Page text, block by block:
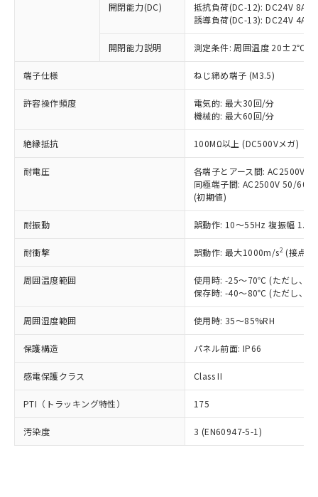
開閉能力(DC)
抵抗負荷(DC-12): DC24V 8A/
誘導負荷(DC-13): DC24V 4A/
開閉能力説明 測定条件: 周囲温度 20±2℃、
端子仕様 ねじ締め端子 (M3.5)
許容操作頻度
電気的: 最大30回/分
機械的: 最大60回/分
絶縁抵抗 100MΩ以上 (DC500Vメガ)
耐電圧
各端子とアース間: AC2500V
同極端子間: AC2500V 50/
(初期値)
耐振動 誤動作: 10～55Hz 複振幅
耐衝撃 誤動作: 最大1000m/s2 (接点
周囲温度範囲
使用時: -25～70℃ (ただし、氷
保存時: -40～80℃ (ただし、氷
周囲湿度範囲 使用時: 35～85%RH
保護構造 パネル前面: IP66
感電保護クラス Class II
PTI（トラッキング特性） 175
汚染度 3 (EN60947-5-1)
以下の条件をお読みいただき、同意のうえ
ご利用ください。
本サービスは、当社制御機器事業取扱
商品の当社在庫状況および標準価格
(税抜)を提供させていただくもので
当社制御機器事業取扱商品の中には、
本サービスの対象外となる商品もある
ことをご了承ください。
在庫状況および標準価格照会結果は、
記載している更新日時点での社内デー
タに基づき作成されるものであり、閲
覧された時点での実際の在庫および標
準価格とは異なる場合があることをご
正式な納期状況および標準価格はお客
様のお取引先、またはお客様担当のオ
ムロン制御機器販売店・当社販売員に
オムロン制御機器販売店や当社販売拠
販売ネットワーク
」をご確認
在庫状況および標準価格結果を当社の
事前の承諾なく第三者に漏洩または開
示しないようお願いします。
マイパーツ機能（部品リスト作成サー
ビス）をご利用いただくには、I-Web
対応予定なし：EU RoHS指令（10物質）の
非含有に非対応の商品で、対応品を出す予
調査・確認中：EU RoHS指令（10物質）の
非含有の対応状況を調査中または確認中の
商品です。
非該当品：ライセンス料など無形物で、有
害物質有無と関係のない商品です。
仕入先様の事情により、非含有部品として
いたものが、含有品と判明した場合などや
むを得ず変更することがあります。
鉛(Pb) 1000ppm以下、 水銀(Hg) 1000ppm以下、 カド
六価クロム(Cr(Ⅵ)) 1000ppm以下、ポリ臭化ビフェニル
類(PBB) 1000ppm以下、ポリ臭化ジフェニルエーテル類
ルベンジル（BBP） 1000ppm以下、フタル酸ジブチル
（DBP） 1000ppm以下、フタル酸ジイソブチル
但し、RoHS指令で産業用監視および制御機器に対する
適用除外項目は除く。
フタル酸エステル類の４物質については閾値を超える意
図的な使用がないことを確認しています。
部品在庫の切り替え状況などにより、予定
月が前後することがあります。
「○」：最大均質材料含有率が中国RoHSの
基準値以下であることを示します。
「×」：最大均質材料含有率が中国RoHSの
基準値を超えていることを示します。
「－」：未確認です。当社販売部門へお問
*中国RoHS10物質の基準値 (GB/T26572)：
Pb(鉛) :1000ppm、 Hg(水銀) : 1000ppm、 Cd(カドミウ
Cr(Ⅵ)(六価クロム) : 1000ppm、 PBBs(ポリ臭化ビフェ
ニル類) : 1000ppm、 PBDEs(ポリ臭化ジフェニルエーテ
ル類) : 1000ppm、
DBP(フタル酸ジブチル) : 1000ppm、 DIBP(フタル酸ジ
イソブチル) : 1000ppm、 BBP(フタル酸ブチルベンジ
DEHP(フタル酸ビス(2-エチルヘキシル)) : 1000ppm
「ｅ」：有害物質（10物質）のすべてが基
準値以下であることを示します。
「10」：通常の使用状況下において有害物
質が外部に漏えいし、環境に深刻な影響を
及ぼさない年数を意味します。
当社は、これら貴社製品のうち、外国
為替および外国貿易法に定める商品
（以下｢規制貨物等」という）を輸出
または国外への提供する場合は、日本
国政府の輸出許可(または役務取引許
可)を取得するなどの必要な手続きを
当社は規制貨物を破棄する場合は、完
全に破砕するなど、違法に輸出されな
いよう必要な手段を講じます。
当社は貴社製品を、核兵器、ミサイ
ル、化学兵器、生物兵器またはその他
武器並びにこれらの製造装置等に一切
当社は、貴社製品を第三者に販売する
場合は、上記1、2および3の内容を当
該第三者に通知します。また当社は、
販売先および販売に係わる関係者が違
法に輸出するおそれがある場合は、取
り引きをいたしません。
一定数以上の在庫あり
一定数には満たないが在庫あり
在庫なし(最新の在庫状況につ
いては、お客様のお取引先、ま
たはお客様担当のオムロン制御
機器販売店・当社販売員にご確
受注生産機種、また在庫状況の
情報を公開していない機種